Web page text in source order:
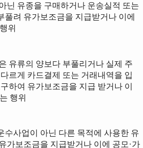
닌 유종을 구매하거나 운송실적 또는
풀려 유가보조금을 지급받거나 이에
위
유류의 양보다 부풀리거나 실제 주
르게 카드결제 또는 거래내역을 입
하여 유가보조금을 지급 받거나이
행위
수사업이 아닌 다른 목적에 사용한 유
가보조금을 지급받거나 이에 공모·가